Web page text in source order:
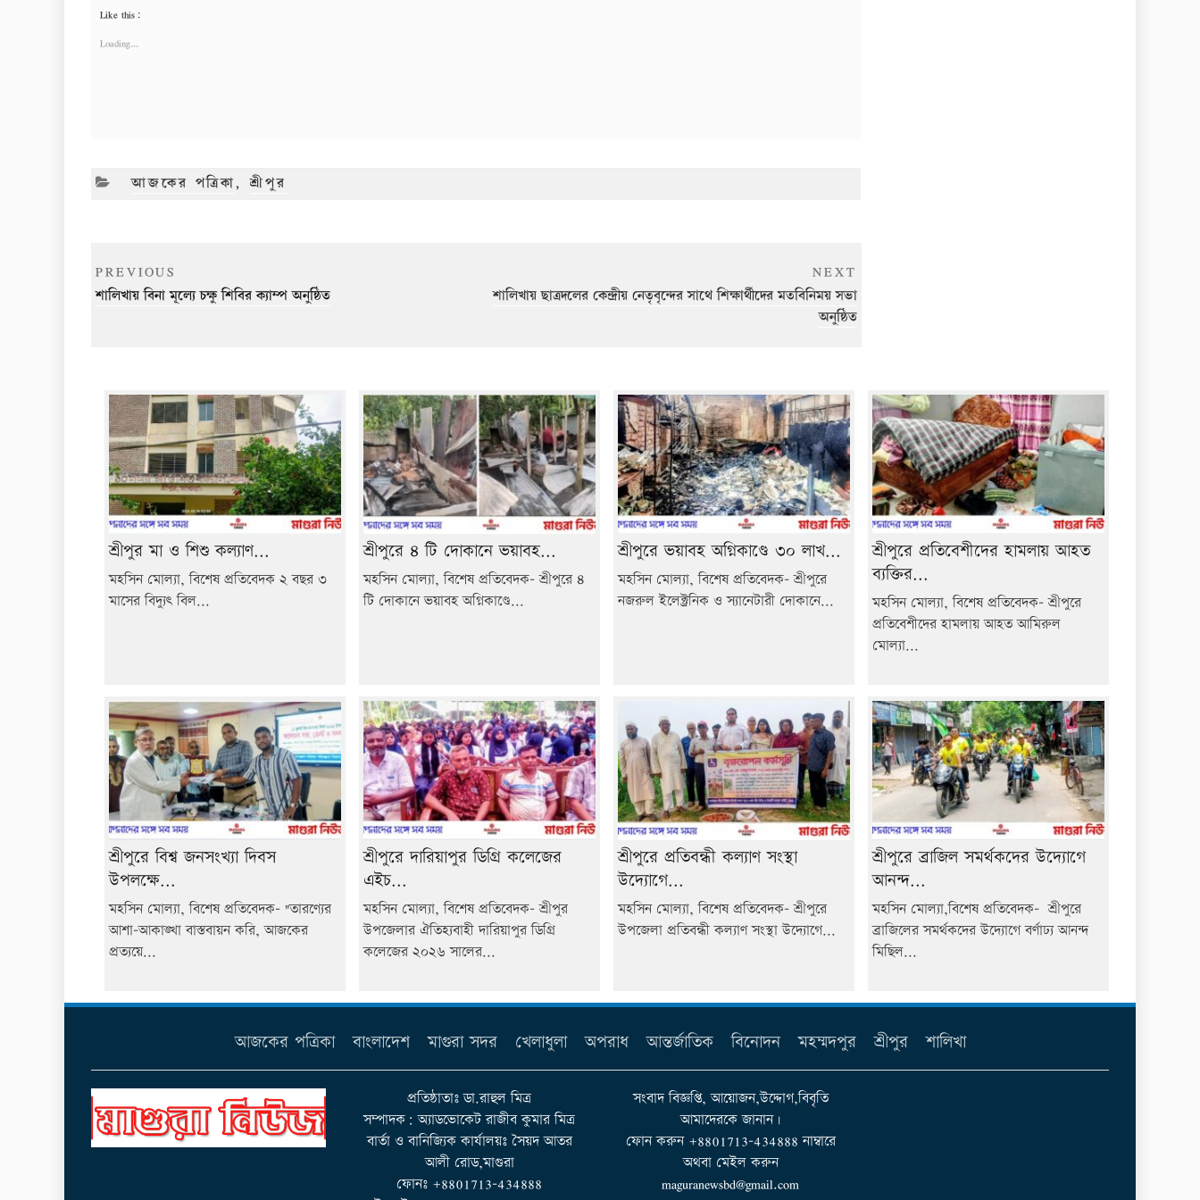
Like this:
Loading...
CATEGORIES
আজকের পত্রিকা,শ্রীপুর
Post
navigation
Previous
Post
PREVIOUS
শালিখায় বিনা মূল্যে চক্ষু শিবির ক্যাম্প অনুষ্ঠিত
Post
NEXT
শালিখায় ছাত্রদলের কেন্দ্রীয় নেতৃবৃন্দের সাথে শিক্ষার্থীদের মতবিনিময় সভা
অনুষ্ঠিত
শ্রীপুর মা ও শিশু কল্যাণ...
মহসিন মোল্যা, বিশেষ প্রতিবেদক ২ বছর ৩
মাসের বিদ্যুৎ বিল...
শ্রীপুরে ৪ টি দোকানে ভয়াবহ...
মহসিন মোল্যা, বিশেষ প্রতিবেদক- শ্রীপুরে ৪
টি দোকানে ভয়াবহ অগ্নিকাণ্ডে...
শ্রীপুরে ভয়াবহ অগ্নিকাণ্ডে ৩০ লাখ...
মহসিন মোল্যা, বিশেষ প্রতিবেদক- শ্রীপুরে
নজরুল ইলেক্ট্রনিক ও স্যানেটারী দোকানে...
শ্রীপুরে প্রতিবেশীদের হামলায় আহত
ব্যক্তির...
মহসিন মোল্যা, বিশেষ প্রতিবেদক- শ্রীপুরে
প্রতিবেশীদের হামলায় আহত আমিরুল
মোল্যা...
শ্রীপুরে বিশ্ব জনসংখ্যা দিবস
উপলক্ষে...
মহসিন মোল্যা, বিশেষ প্রতিবেদক- "তারণ্যের
আশা-আকাঙ্খা বাস্তবায়ন করি, আজকের
প্রত্যয়ে...
শ্রীপুরে দারিয়াপুর ডিগ্রি কলেজের
এইচ...
মহসিন মোল্যা, বিশেষ প্রতিবেদক- শ্রীপুর
উপজেলার ঐতিহ্যবাহী দারিয়াপুর ডিগ্রি
কলেজের ২০২৬ সালের...
শ্রীপুরে প্রতিবন্ধী কল্যাণ সংস্থা
উদ্যোগে...
মহসিন মোল্যা, বিশেষ প্রতিবেদক- শ্রীপুরে
উপজেলা প্রতিবন্ধী কল্যাণ সংস্থা উদ্যোগে...
শ্রীপুরে ব্রাজিল সমর্থকদের উদ্যোগে
আনন্দ...
মহসিন মোল্যা,বিশেষ প্রতিবেদক- শ্রীপুরে
ব্রাজিলের সমর্থকদের উদ্যোগে বর্ণাঢ্য আনন্দ
মিছিল...
আজকের পত্রিকা বাংলাদেশ মাগুরা সদর খেলাধুলা অপরাধ আন্তর্জাতিক বিনোদন মহম্মদপুর শ্রীপুর শালিখা
প্রতিষ্ঠাতাঃ ডা.রাহুল মিত্র
সম্পাদক: অ্যাডভোকেট রাজীব কুমার মিত্র
বার্তা ও বানিজ্যিক কার্যালয়ঃ সৈয়দ আতর
আলী রোড,মাগুরা
ফোনঃ +8801713-434888
সংবাদ বিজ্ঞপ্তি, আয়োজন,উদ্দোগ,বিবৃতি
আমাদেরকে জানান।
ফোন করুন +8801713-434888 নাম্বারে
অথবা মেইল করুন
maguranewsbd@gmail.com